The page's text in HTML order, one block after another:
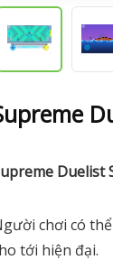
Duelist
chơi có
tới hiện đại.